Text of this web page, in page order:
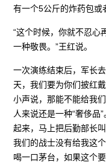
有一个5公斤的炸药包或
“这个时候，你就不忍心
一种敬畏。”王红说。
一次演练结束后，军长
天，我们要为你们披红
小声说，那能不能给我
人来说还是一种“奢侈品
起来，马上把后勤部长
我们的战士没有给我这
喝一口茅台，如果这个